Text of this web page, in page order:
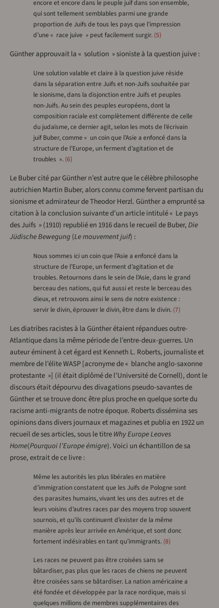
encore et encore dans le peuple juif dans son ensemble,
qui sont tellement semblables parmi une grande
proportion de Juifs de tous les pays que l’impression
d’une « race juive » peut facilement surgir. 5
Günther approuvait la « solution » sioniste à la question juive :
Une solution valable et claire à la question juive réside
dans la séparation entre Juifs et non-Juifs souhaitée par
le sionisme, dans la disjonction entre Juifs et peuples
non-Juifs. Au sein des peuples européens, dont la
composition raciale est complètement différente de celle
du judaïsme, ce dernier agit, selon les mots de l’écrivain
juif Buber, comme « un coin que l’Asie a enfoncé dans la
structure de l’Europe, un ferment d’agitation et de
troubles ». 6
Le Buber cité par Günther n’est autre que le célèbre philosophe
autrichien Martin Buber, alors connu comme fervent partisan du
sionisme et admirateur de Theodor Herzl. Günther a emprunté sa
citation à la conclusion suivante d’un article intitulé « Le pays
des Juifs » (1910) republié en 1916 dans le recueil de Buber,Die
Jüdische Bewegung(Le mouvement juif) :
Nous sommes ici un coin que l’Asie a enfoncé dans la
structure de l’Europe, un ferment d’agitation et de
troubles. Retournons dans le sein de l’Asie, dans le grand
berceau des nations, qui fut aussi et reste le berceau des
dieux, et retrouvons ainsi le sens de notre existence :
servir le divin, éprouver le divin, être dans le divin. 7
Les diatribes racistes à la Günther étaient répandues outre-
Atlantique dans la même période de l’entre-deux-guerres. Un
auteur éminent à cet égard est Kenneth L. Roberts, journaliste et
membre de l’élite WASP [acronyme de « blanche anglo-saxonne
protestante »] (il était diplômé de l’Université de Cornell), dont le
discours était dépourvu des divagations pseudo-savantes de
Günther et se trouve donc être plus proche en quelque sorte du
racisme anti-migrants de notre époque. Roberts dissémina ses
opinions dans divers journaux et magazines et publia en 1922 un
recueil de ses articles, sous le titreWhy Europe Leaves
Home(Pourquoi l’Europe émigre). Voici un échantillon de sa
prose, extrait de ce livre :
Même les autorités les plus libérales en matière
d’immigration constatent que les Juifs de Pologne sont
des parasites humains, vivant les uns des autres et de
leurs voisins d’autres races par des moyens trop souvent
sournois, et qu’ils continuent d’exister de la même
manière après leur arrivée en Amérique, et sont donc
fortement indésirables en tant qu’immigrants. 8
Les races ne peuvent pas être croisées sans se
bâtardiser, pas plus que les races de chiens ne peuvent
être croisées sans se bâtardiser. La nation américaine a
été fondée et développée par la race nordique, mais si
quelques millions de membres supplémentaires des